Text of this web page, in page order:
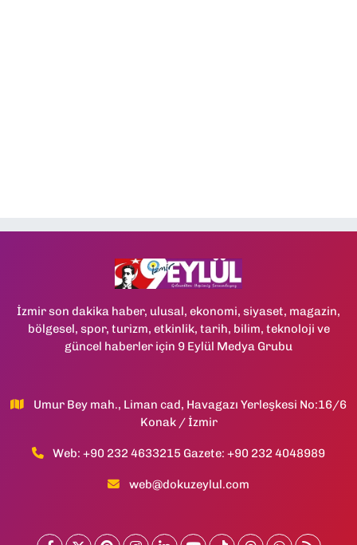
İzmir son dakika haber, ulusal, ekonomi, siyaset, magazin,
bölgesel, spor, turizm, etkinlik, tarih, bilim, teknoloji ve
güncel haberler için 9 Eylül Medya Grubu
Umur Bey mah., Liman cad, Havagazı Yerleşkesi No:16/6
Konak / İzmir
Web: +90 232 4633215 Gazete: +90 232 4048989
web@dokuzeylul.com